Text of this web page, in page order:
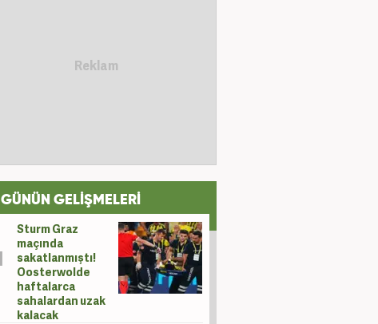
GÜNÜN GELİŞMELERİ
Sturm Graz
maçında
sakatlanmıştı!
Oosterwolde
haftalarca
sahalardan uzak
kalacak